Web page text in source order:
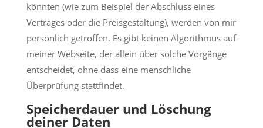
könnten (wie zum Beispiel der Abschluss eines
Vertrages oder die Preisgestaltung), werden von mir
persönlich getroffen. Es gibt keinen Algorithmus auf
meiner Webseite, der allein über solche Vorgänge
entscheidet, ohne dass eine menschliche
Überprüfung stattfindet.
Speicherdauer und Löschung
deiner Daten